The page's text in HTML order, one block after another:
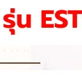
รุ่น